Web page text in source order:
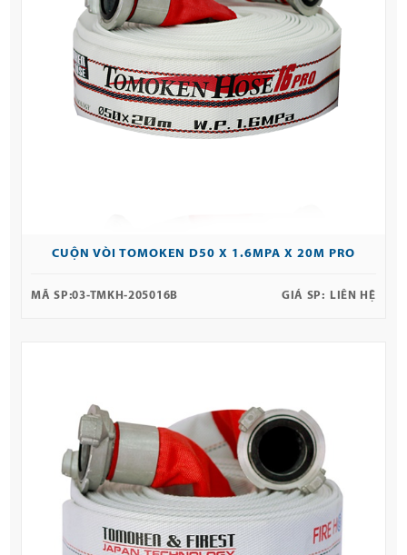
CUỘN VÒI TOMOKEN D50 X 1.6MPA X 20M PRO
MÃ SP:03-TMKH-205016B GIÁ SP: LIÊN HỆ